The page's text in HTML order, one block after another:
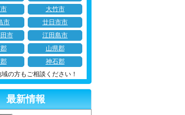
大竹市
市
廿日市市
市
江田島市
山県郡
神石郡
の方もご相談ください！
最新情報